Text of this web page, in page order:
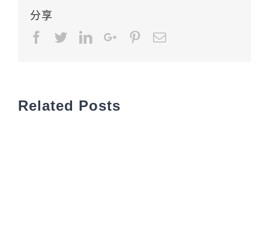
分享
Facebook
TwitterLinkedInGoogle+Pinterest
Email
Related Posts